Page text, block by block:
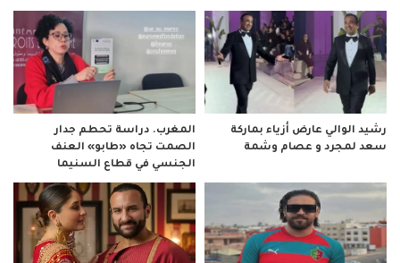
رشيد الوالي عارض أزياء بماركة
سعد لمجرد و عصام وشمة
المغرب. دراسة تحطم جدار
الصمت تجاه «طابو» العنف
الجنسي في قطاع السنيما